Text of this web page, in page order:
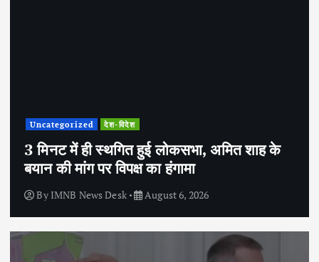
Uncategorized देश-विदेश
3 मिनट में ही स्थगित हुई लोकसभा, अमित शाह के
बयान की मांग पर विपक्ष का हंगामा
By IMNB News Desk August 6, 2026